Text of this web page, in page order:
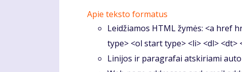
Apie teksto formatus
Leidžiamos HTML žymės: <a href
type> <ol start type> <li> <dl> <dt>
Linijos ir paragrafai atskiriami